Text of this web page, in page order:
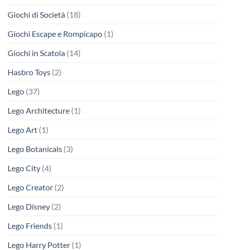
Giochi di Società (18)
Giochi Escape e Rompicapo (1)
Giochi in Scatola (14)
Hasbro Toys (2)
Lego (37)
Lego Architecture (1)
Lego Art (1)
Lego Botanicals (3)
Lego City (4)
Lego Creator (2)
Lego Disney (2)
Lego Friends (1)
Lego Harry Potter (1)